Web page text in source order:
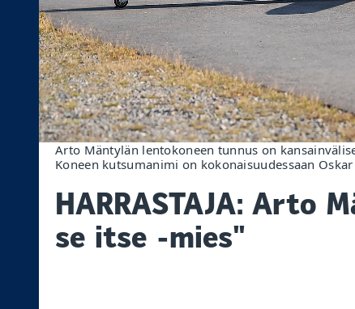
Arto Mäntylän lentokoneen tunnus on
Koneen kutsumanimi on kokonaisuudessaan
HARRASTAJA: Arto
se itse -mies"